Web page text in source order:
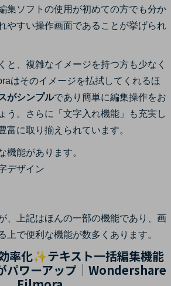
集ソフトの使用が初めての方でも分か
やすい操作画面であることが挙げられ
と、複雑なイメージを持つ方も少なく
はそのイメージを払拭してくれるほ
がシンプルであり簡単に編集操作をお
う。さらに「文字入れ機能」も充実し
富に取り揃えられています。
機能があります。
デザイン
、上記はほんの一部の機能であり、画
上で便利な機能が数多くあります。
率化✨テキスト一括編集機能
パワーアップ｜Wondershare